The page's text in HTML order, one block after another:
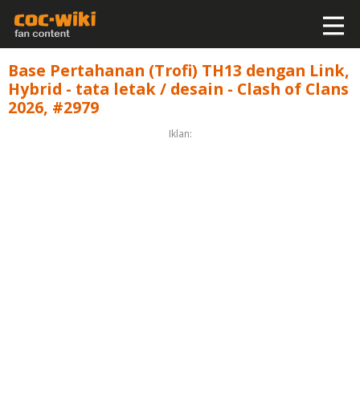
Base Pertahanan (Trofi) TH13 dengan Link,
Hybrid - tata letak / desain - Clash of Clans
2026, #2979
Iklan: